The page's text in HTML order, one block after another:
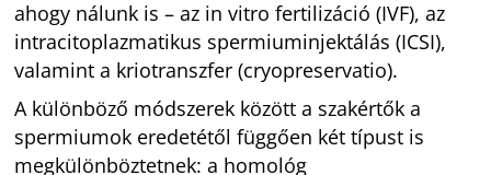
ahogy nálunk is – az in vitro fertilizáció (IVF), az
intracitoplazmatikus spermiuminjektálás (ICSI),
valamint a kriotranszfer (cryopreservatio).
A különböző módszerek között a szakértők a
spermiumok eredetétől függően két típust is
megkülönböztetnek: a homológ